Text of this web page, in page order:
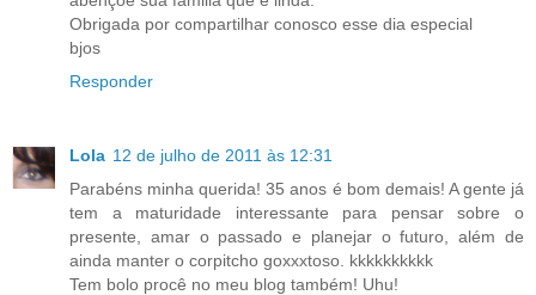
Obrigada por compartilhar conosco esse dia especial
bjos
Responder
Lola 12 de julho de 2011 às 12:31
Parabéns minha querida! 35 anos é bom demais! A gente já
tem a maturidade interessante para pensar sobre o
presente, amar o passado e planejar o futuro, além de
ainda manter o corpitcho goxxxtoso. kkkkkkkkkk
Tem bolo procê no meu blog também! Uhu!